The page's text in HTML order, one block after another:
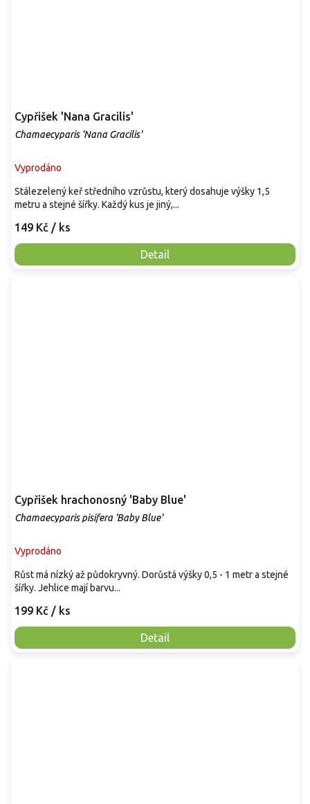
Cypřišek 'Nana Gracilis'
Chamaecyparis 'Nana Gracilis'
Vyprodáno
149 Kč / ks
Detail
Stálezelený keř středního vzrůstu, který dosahuje výšky 1,5
metru a stejné šířky. Každý kus je jiný,...
Cypřišek hrachonosný 'Baby Blue'
Chamaecyparis pisifera 'Baby Blue'
Vyprodáno
199 Kč / ks
Detail
Růst má nízký až půdokryvný. Dorůstá výšky 0,5 - 1 metr a stejné
šířky. Jehlice mají barvu...